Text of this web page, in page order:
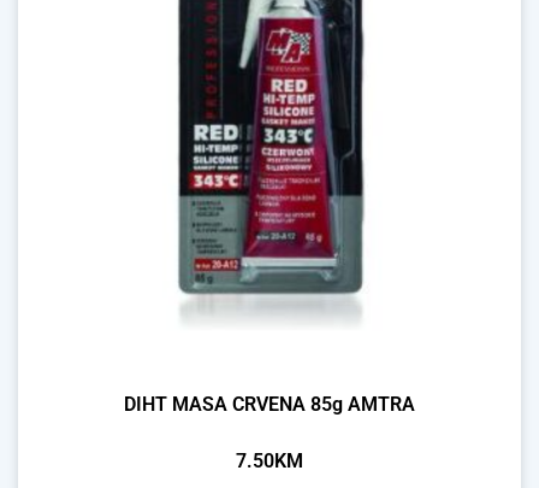
DIHT MASA CRVENA 85g AMTRA
7.50KM